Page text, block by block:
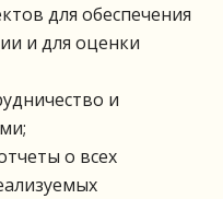
для обеспечения
и для оценки
и
о всех